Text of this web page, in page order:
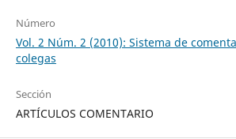
Número
Vol. 2 Núm. 2 (2010): Sistema de
colegas
Sección
ARTÍCULOS COMENTARIO